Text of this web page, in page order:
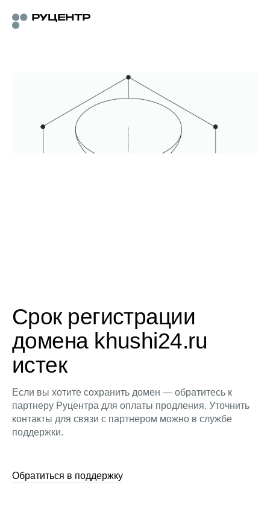
Срок регистрации
домена khushi24.ru
истек
Если вы хотите сохранить домен — обратитесь к
партнеру Руцентра для оплаты продления. Уточнить
контакты для связи с партнером можно в службе
поддержки.
Обратиться в поддержку